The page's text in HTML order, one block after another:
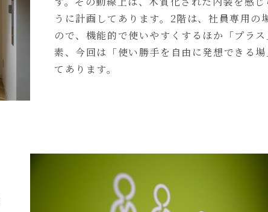
うに計画してあります。2階は、社員専用の
ので、機能的で使いやすくするほか「プラ
素、今回は「使い勝手を自由に発想できる場
てあります。